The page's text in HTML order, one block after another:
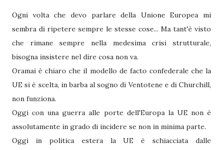
Ogni volta che devo parlare della Unione Europea mi
sembra di ripetere sempre le stesse cose... Ma tant'è visto
che rimane sempre nella medesima crisi strutturale,
bisogna insistere nel dire cosa non va.
Oramai è chiaro che il modello de facto confederale che la
UE si è scelta, in barba al sogno di Ventotene e di Churchill,
non funziona.
Oggi con una guerra alle porte dell'Europa la UE non è
assolutamente in grado di incidere se non in minima parte.
Oggi in politica estera la UE è schiacciata dalle